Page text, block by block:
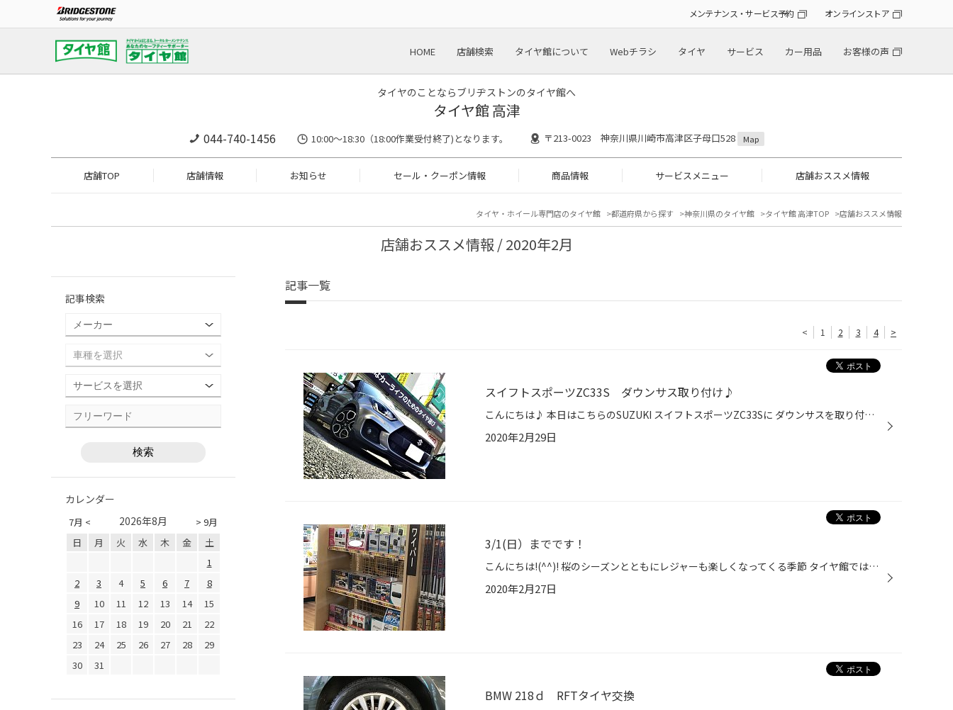
メンテナンス・サービス予約 オンラインストア
HOME 店舗検索 タイヤ館について Webチラシ タイヤ サービス カー用品 お客様の声
タイヤのことならブリヂストンのタイヤ館へ
タイヤ館 高津
044-740-1456 10:00～18:30（18:00作業受付終了)となります。 〒213-0023 神奈川県川崎市高津区子母口528 Map
店舗TOP 店舗情報 お知らせ セール・クーポン情報 商品情報 サービスメニュー 店舗おススメ情報
タイヤ・ホイール専門店のタイヤ館 都道府県から探す 神奈川県のタイヤ館 タイヤ館 高津TOP 店舗おススメ情報
店舗おススメ情報 / 2020年2月
記事一覧
< 1 2 3 4 >
スイフトスポーツZC33S ダウンサス取り付け♪
こんにちは♪ 本日はこちらのSUZUKI スイフトスポーツZC33Sに ダウンサスを取り付け致しました♪ 今回はこちらのRS-R Ti2000をご購入いただきました♪ Ti2000はバネのへたり永久保証なので、安全安心です♪ 装着前はこちらです。 タイヤハウスの隙間が少し気になりますね、、、 そして装着後はこちらで...
2020年2月29日
3/1(日）までです！
こんにちは!(^^)! 桜のシーズンとともにレジャーも楽しくなってくる季節 タイヤ館では、商品入れ替えのため在庫品大放出！！ クリアランスセールを3/1まで実施しております 夏タイヤ・冬タイヤ・ドライブレコーダー そろそろタイヤの交換時期かな~ 来年の冬に備えて・・・・ ニュースで車のトラブル...
2020年2月27日
BMW 218ｄ RFTタイヤ交換
記事検索
カレンダー
7月 < > 9月
2026年8月
日 月 火 水 木 金
土
1
2
3 4 5 6 7
8
9
10 11 12 13 14
15
16
17 18 19 20 21
22
23
24 25 26 27 28
29
30
31